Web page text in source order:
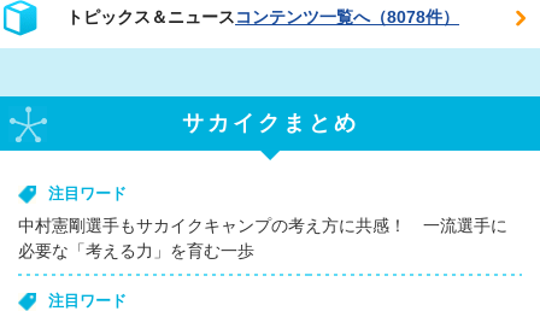
トピックス＆ニュースコンテンツ一覧へ（8078件）
サカイクまとめ
注目ワード
中村憲剛選手もサカイクキャンプの考え方に共感！ 一流選手に
必要な「考える力」を育む一歩
注目ワード